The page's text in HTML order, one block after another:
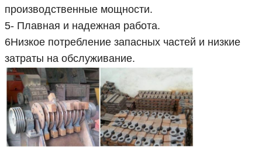
производственные мощности.
5- Плавная и надежная работа.
6Низкое потребление запасных частей и низкие
затраты на обслуживание.